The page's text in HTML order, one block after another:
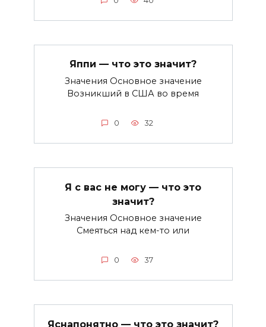
Яппи — что это значит?
Значения Основное значение
Возникший в США во время
0 32
Я с вас не могу — что это
значит?
Значения Основное значение
Смеяться над кем-то или
0 37
Яснапонятно — что это значит?